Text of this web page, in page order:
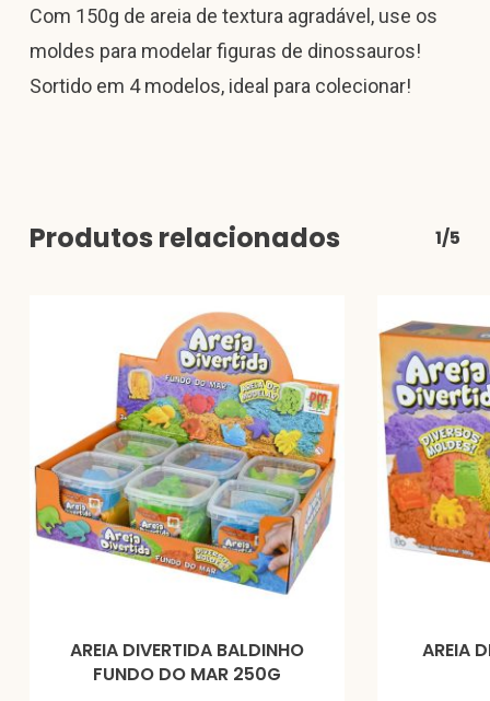
Com 150g de areia de textura agradável, use os
moldes para modelar figuras de dinossauros!
Sortido em 4 modelos, ideal para colecionar!
Produtos relacionados 1/5
AREIA DIVERTIDA BALDINHO
FUNDO DO MAR 250G
AREIA